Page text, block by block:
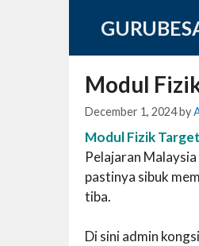
Modul
December 1, 2024by
Modul Fizik
Pelajaran
pastinya sibuk
tiba.
Di sini admin